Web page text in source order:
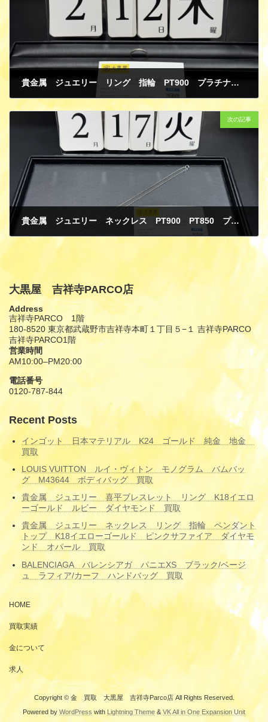
貴金属 ジュエリー リング 指輪 PT900 プラチナ 買取
2月 15, 2026
次の記事
貴金属 ジュエリー ネックレス PT900 PT850 プラチナ ダイヤモンド 買取
2月 20, 2026
大黒屋 吉祥寺PARCO店
Address
吉祥寺PARCO 1階
180-8520 東京都武蔵野市吉祥寺本町１丁目５−１ 吉祥寺PARCO
吉祥寺PARCO1階
営業時間
AM10:00–PM20:00
電話番号
0120-787-844
Recent Posts
インゴット 日本マテリアル K24 ゴールド 純金 地金
買取
LOUIS VUITTON ルイ・ヴィトン モノグラム バムバッ
グ M43644 ボディバッグ 買取
貴金属 ジュエリー 喜平ブレスレット リング K18イエロ
ーゴールド ルビー ダイヤモンド 買取
貴金属 ジュエリー ネックレス リング 指輪 ペンダント
トップ K18イエローゴールド ピンクサファイア ダイヤモ
ンド オパール 買取
BALENCIAGA バレンシアガ パニエXS ブラック/ベージ
ュ ラフィア/カーフ ハンドバッグ 買取
HOME
買取実績
金について
求人
Copyright © 金 買取 大黒屋 吉祥寺Parco店 All Rights Reserved.
Powered by WordPress with Lightning Theme & VK All in One Expansion Unit